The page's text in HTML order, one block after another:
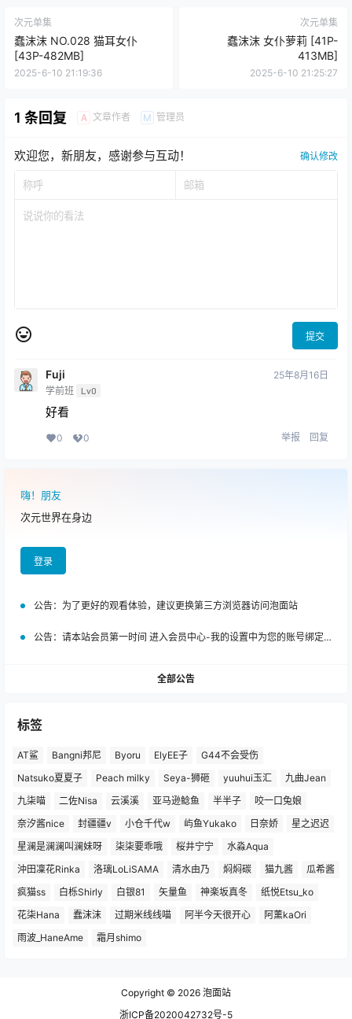
次元单集
蠢沫沫 NO.028 猫耳女仆
[43P-482MB]
2025-6-10 21:19:36
次元单集
蠢沫沫 女仆萝莉 [41P-
413MB]
2025-6-10 21:25:27
1 条回复 A 文章作者 M 管理员
欢迎您，新朋友，感谢参与互动！ 确认修改
提交
Fuji
学前班 Lv0
25年8月16日
好看
0 0 举报 回复
嗨！朋友
次元世界在身边
登录
公告： 为了更好的观看体验，建议更换第三方浏览器访问泡面站
公告： 请本站会员第一时间 进入会员中心-我的设置中为您的账号绑定邮箱!
全部公告
标签
AT鲨 Bangni邦尼 Byoru ElyEE子
G44不会受伤
Natsuko夏夏子
Peach milky Seya-狮砸 yuuhui玉汇
九曲Jean
九柒喵
二佐Nisa 云溪溪 亚马逊鲶鱼 半半子
咬一口兔娘
奈汐酱nice
封疆疆v 小仓千代w 屿鱼Yukako 日奈娇
星之迟迟
星澜是澜澜叫澜妹呀
柒柒要乖哦 桜井宁宁
水淼Aqua
沖田凜花Rinka
洛璃LoLiSAMA 清水由乃 焖焖碳 猫九酱
瓜希酱
疯猫ss
白栎Shirly 白银81 矢量鱼 神楽坂真冬
纸悦Etsu_ko
花柒Hana
蠢沫沫 过期米线线喵 阿半今天很开心
阿薰kaOri
雨波_HaneAme
霜月shimo
Copyright © 2026 泡面站
浙ICP备2020042732号-5